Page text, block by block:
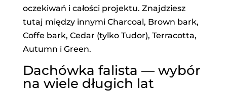
oczekiwań i całości projektu. Znajdziesz
tutaj między innymi Charcoal, Brown bark,
Coffe bark, Cedar (tylko Tudor), Terracotta,
Autumn i Green.
Dachówka falista — wybór
na wiele długich lat